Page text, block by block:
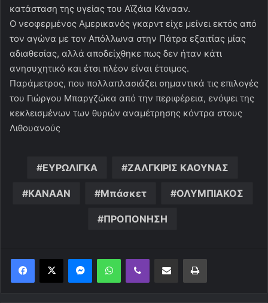
κατάσταση της υγείας του Αϊζάια Κάνααν.
Ο νεοφερμένος Αμερικανός γκαρντ είχε μείνει εκτός από
τον αγώνα με τον Απόλλωνα στην Πάτρα εξαιτίας μίας
αδιαθεσίας, αλλά αποδείχθηκε πως δεν ήταν κάτι
ανησυχητικό και έτσι πλέον είναι έτοιμος.
Παράμετρος, που πολλαπλασιάζει σημαντικά τις επιλογές
του Γιώργου Μπαργζώκα από την περιφέρεια, ενόψει της
κεκλεισμένων των θυρών αναμέτρησης κόντρα στους
Λιθουανούς
ΕΥΡΩΛΙΓΚΑ ΖΑΛΓΚΙΡΙΣ ΚΑΟΥΝΑΣ
ΚΑΝΑΑΝ Μπάσκετ ΟΛΥΜΠΙΑΚΟΣ
ΠΡΟΠΟΝΗΣΗ
MessengerWhatsAppViber Κοινοποίηση μέσω ηλεκτρονικού ταχυδρομείουΕκτύπωση